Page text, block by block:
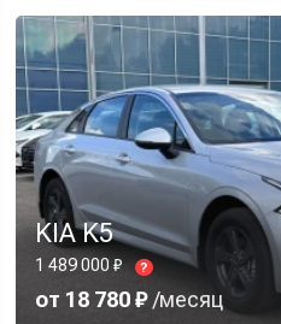
KIA K5
1 489 000 ₽ ?
от 18 780 ₽/месяц